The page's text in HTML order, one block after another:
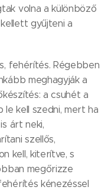
volna a különböző
gyűjteni a
fehérítés. Régebben
meghagyják a
a csuhét a
kell szedni, mert ha
árt neki,
szellős,
kell, kiterítve, s
megőrizze
kénezéssel